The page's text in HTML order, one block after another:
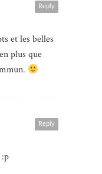
Reply
et les belles
plus que
Reply